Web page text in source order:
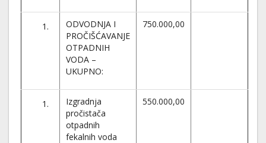
ODVODNJA I
PROČIŠĆAVANJE
OTPADNIH
VODA –
UKUPNO:
750.000,00
Izgradnja
pročistača
otpadnih
fekalnih voda
550.000,00